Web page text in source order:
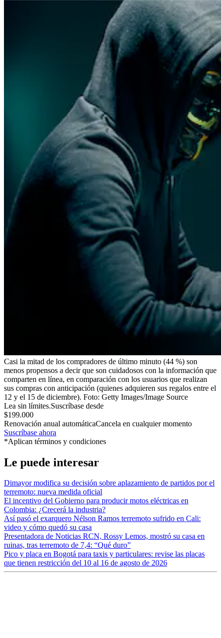
Casi la mitad de los compradores de último minuto (44 %) son
menos propensos a decir que son cuidadosos con la información que
comparten en línea, en comparación con los usuarios que realizan
sus compras con anticipación (quienes adquieren sus regalos entre el
12 y el 15 de diciembre). Foto: Getty Images/Image Source
Lea sin límites.Suscríbase desde
$199.000
Renovación anual automáticaCancela en cualquier momento
Suscríbase ahora
*Aplican términos y condiciones
Le puede interesar
Dimayor modifica su decisión sobre aplazamiento de partidos por el
terremoto: nueva medida oficial
El incentivo del Gobierno para producir motos eléctricas en
Colombia: ¿Crecerá la industria?
Así pasó el exarquero Nélson Ramos terremoto sufrido en Cali:
video y cómo quedó su casa
Presentadora de Noticias RCN, Rossy Lemos, mostró su casa en
ruinas, tras terremoto de 7,4: “Qué duro”
Pico y placa en Bogotá para taxis y particulares: revise las placas
que tienen restricción del 10 al 16 de agosto de 2026